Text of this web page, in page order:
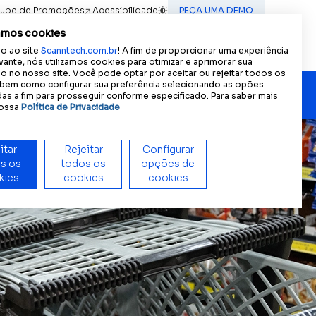
de Promoções Acessibilidade
PEÇA UMA DEMO
acessível:Tamanho do texto
Nossas lideranças
Conheça o time que lidera a
mais.
Scale
única e granular das vendas de
de peso variável para ações
e eficientes.
Contato (IN) MOTION
PT
ES
EN
cookies
ao site Scanntech.com.br! A fim de proporcionar uma experiência
nós utilizamos cookies para otimizar e aprimorar sua
no nosso site. Você pode optar por aceitar ou rejeitar todos os
como configurar sua preferência selecionando as opões
a fim para prosseguir conforme especificado. Para saber mais
Política de Privacidade
os
Rejeitar
todos os
cookies
Configurar
opções de
cookies